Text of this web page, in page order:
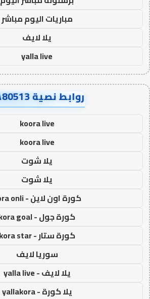
مباريات اليوم مباشر
يلا لايف
yalla live
روابط نصية AA80513
koora live
koora live
يلا شوت
يلا شوت
كورة اون لاين - kora onli
كورة جول - kora goal
كورة ستار - kora star
سوريا لايف
يلا لايف - yalla live
يلا كورة - yallakora